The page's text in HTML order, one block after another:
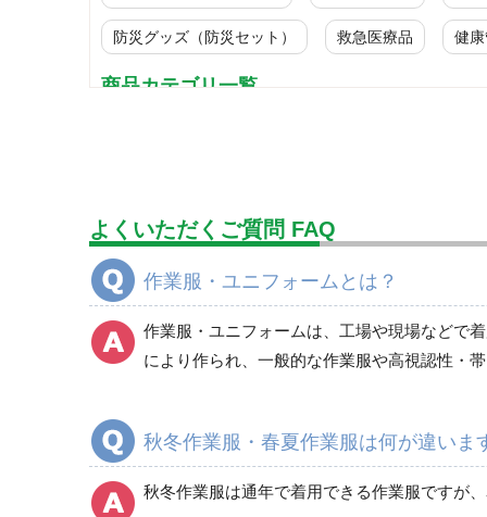
防災グッズ（防災セット） 救急医療品 健
商品カテゴリ一覧
春夏半袖
食品産業用半袖
クリーンウェア
通年
カーゴパンツ
よくいただくご質問 FAQ
作業服・ユニフォームとは？
作業服・ユニフォームは、工場や現場などで
により作られ、一般的な作業服や高視認性・
秋冬作業服・春夏作業服は何が違いま
秋冬作業服は通年で着用できる作業服ですが